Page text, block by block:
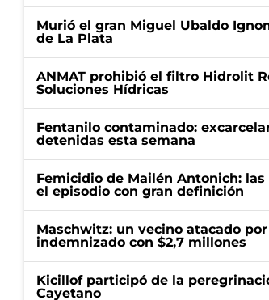
Murió el gran Miguel Ubaldo
de La Plata
ANMAT prohibió el filtro Hidrolit
Soluciones Hídricas
Fentanilo contaminado:
detenidas esta semana
Femicidio de Mailén Antonich:
el episodio con gran definición
Maschwitz: un vecino atacado
indemnizado con $2,7 millones
Kicillof participó de la
Cayetano